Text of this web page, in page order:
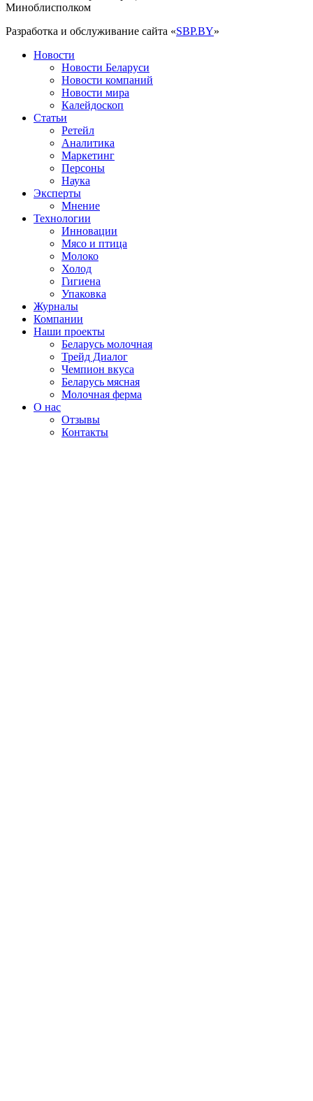
Миноблисполком
Разработка и обслуживание сайта «SBP.BY»
Новости
Новости Беларуси
Новости компаний
Новости мира
Калейдоскоп
Статьи
Ретейл
Аналитика
Маркетинг
Персоны
Наука
Эксперты
Мнение
Технологии
Инновации
Мясо и птица
Молоко
Холод
Гигиена
Упаковка
Журналы
Компании
Наши проекты
Беларусь молочная
Трейд Диалог
Чемпион вкуса
Беларусь мясная
Молочная ферма
О нас
Отзывы
Контакты